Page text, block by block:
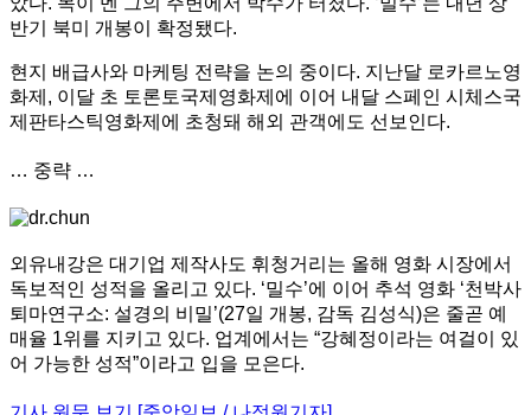
반기 북미 개봉이 확정됐다.
현지 배급사와 마케팅 전략을 논의 중이다. 지난달 로카르노영
화제, 이달 초 토론토국제영화제에 이어 내달 스페인 시체스국
제판타스틱영화제에 초청돼 해외 관객에도 선보인다.
… 중략 …
외유내강은 대기업 제작사도 휘청거리는 올해 영화 시장에서
독보적인 성적을 올리고 있다. ‘밀수’에 이어 추석 영화 ‘천박사
퇴마연구소: 설경의 비밀’(27일 개봉, 감독 김성식)은 줄곧 예
매율 1위를 지키고 있다. 업계에서는 “강혜정이라는 여걸이 있
어 가능한 성적”이라고 입을 모은다.